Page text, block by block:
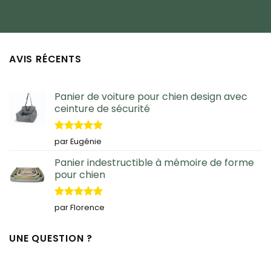
AVIS RÉCENTS
Panier de voiture pour chien design avec
ceinture de sécurité
Note5sur
5
par Eugénie
Panier indestructible à mémoire de forme
pour chien
Note5sur
5
par Florence
UNE QUESTION ?